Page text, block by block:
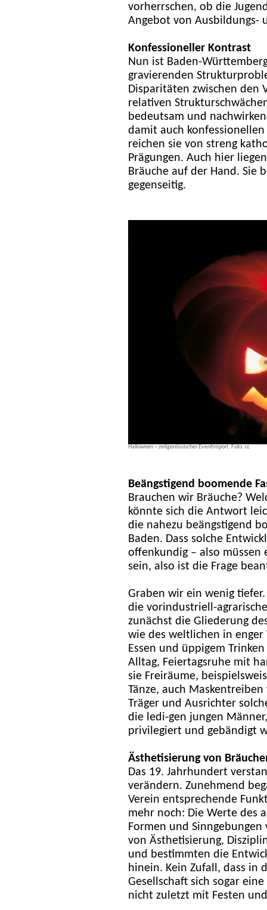
vorherrschen, ob die
Angebot von Ausbildungs-
Konfessioneller Kontrast
Nun ist Baden-
gravierenden
Disparitäten zwischen den
relativen
bedeutsam und
damit auch
reichen sie von streng
Prägungen. Auch hier
Bräuche auf der Hand. Sie
gegenseitig.
Halloween – zeitgenössischer Eventimport. Foto: cc
Beängstigend boomende
Brauchen wir Bräuche?
könnte sich die Antwort
die nahezu beängstigend
Baden. Dass solche
offenkundig – also müssen
sein, also ist die Frage
Graben wir ein wenig
die vorindustriell-
zunächst die Gliederung
wie des weltlichen in enger
Essen und üppigem
Alltag, Feiertagsruhe mit
sie Freiräume,
Tänze, auch
Träger und Ausrichter
die ledi-gen jungen
privilegiert und gebändigt
Ästhetisierung von
Das 19. Jahrhundert
verändern. Zunehmend
Verein entsprechende
mehr noch: Die Werte des
Formen und Sinngebungen
von Ästhetisierung,
und bestimmten die
hinein. Kein Zufall, dass in
Gesellschaft sich sogar
nicht zuletzt mit Festen